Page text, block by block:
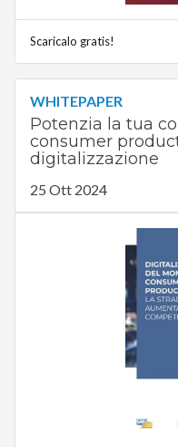
Scaricalo gratis!
WHITEPAPER
Potenzia la tua
consumer
digitalizzazione
25 Ott 2024